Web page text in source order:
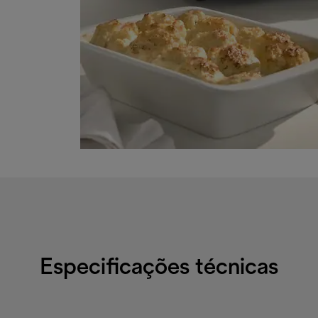
Especificações técnicas